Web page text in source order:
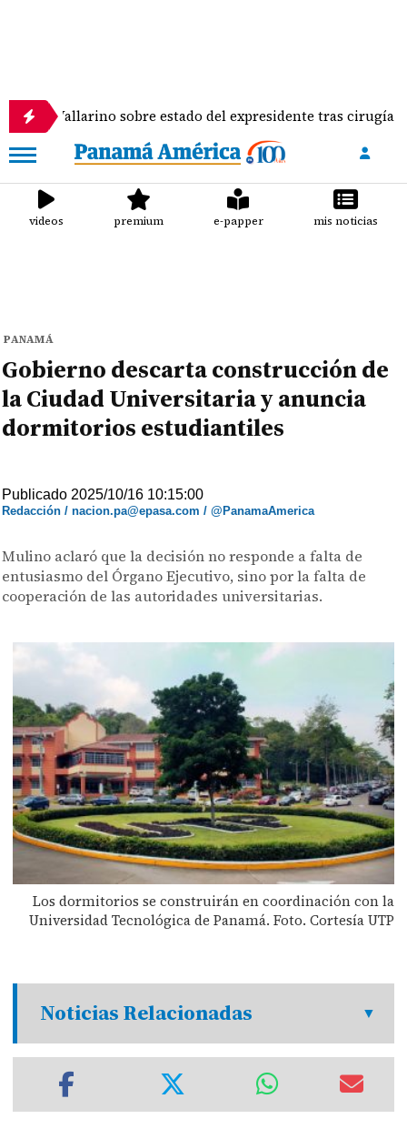
sobre estado del expresidente tras cirugía de columna
videos premium e-papper mis noticias
PANAMÁ
Gobierno descarta construcción de
la Ciudad Universitaria y anuncia
dormitorios estudiantiles
Publicado 2025/10/16 10:15:00
Redacción / nacion.pa@epasa.com / @PanamaAmerica
Mulino aclaró que la decisión no responde a falta de
entusiasmo del Órgano Ejecutivo, sino por la falta de
cooperación de las autoridades universitarias.
Los dormitorios se construirán en coordinación con la
Universidad Tecnológica de Panamá. Foto. Cortesía UTP
Noticias Relacionadas